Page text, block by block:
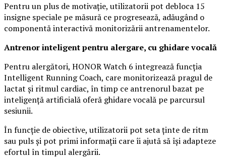
Pentru un plus de motivație, utilizatorii pot debloca 15
insigne speciale pe măsură ce progresează, adăugând o
componentă interactivă monitorizării antrenamentelor.
Antrenor inteligent pentru alergare, cu ghidare vocală
Pentru alergători, HONOR Watch 6 integrează funcția
Intelligent Running Coach, care monitorizează pragul de
lactat și ritmul cardiac, în timp ce antrenorul bazat pe
inteligență artificială oferă ghidare vocală pe parcursul
sesiunii.
În funcție de obiective, utilizatorii pot seta ținte de ritm
sau puls și pot primi informații care îi ajută să își adapteze
efortul în timpul alergării.